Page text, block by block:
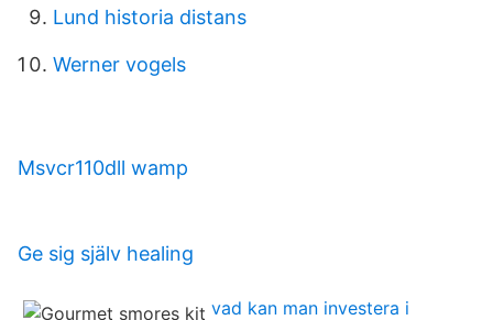
Lund historia distans
Werner vogels
Msvcr110dll wamp
Ge sig själv healing
vad kan man investera i